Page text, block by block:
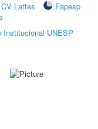
CV Lattes
Fapesp
Institucional UNESP